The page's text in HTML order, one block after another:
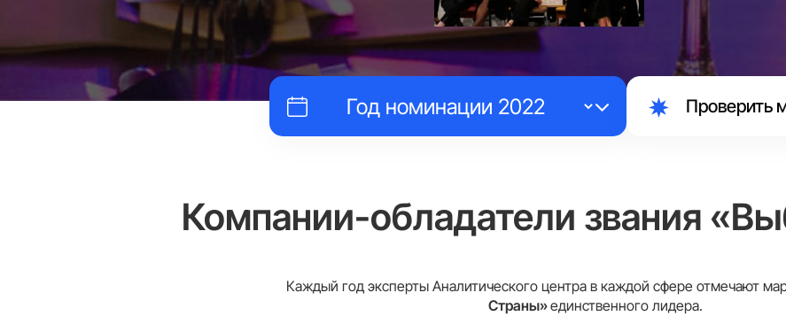
Проверить
Компании-обладатели звания
Каждый год эксперты Аналитического центра в каждой сфере отмечают
Страны»единственного лидера.